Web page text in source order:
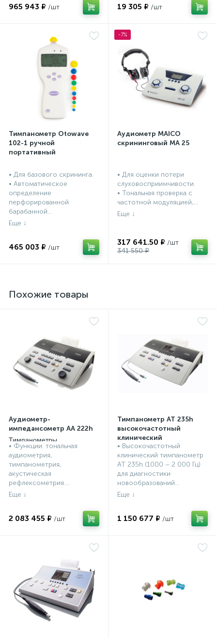
965 943 ₽ 19 305 ₽
Тимпанометр Otowave
102-1 ручной
портативный
• Для базового скрининга.
• Автоматическое
определение
перфорированной
барабанной...
465 003 ₽
-7%
Аудиометр MAICO
скрининговый МА 25
• Для оценки потери
слуховосприимчивости.
• Тональная проверка с
частотной модуляцией,...
317 641.50 ₽
341 550 ₽
Похожие товары
Аудиометр-
импедансометр АА 222h
Тимпанометры
Interacoustics, Дания
• Функции: тональная
аудиометрия,
тимпанометрия,
акустическая
рефлексометрия....
2 083 455 ₽
Тимпанометр AT 235h
высокочастотный
клинический
Тимпанометры
Interacoustics, Дания
• Высокочастотный
клинический тимпанометр
AT 235h (1000 – 2 000 Гц)
для диагностики
новообразований...
1 150 677 ₽